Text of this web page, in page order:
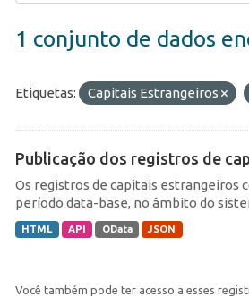
1 conjunto de dados
Etiquetas: Capitais Estrangeiros
Publicação dos registros de
Os registros de capitais estrangeiros
período data-base, no âmbito do
HTML API OData JSON
Você também pode ter acesso a esses